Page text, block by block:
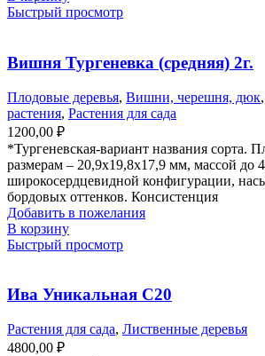
Быстрый просмотр
Вишня Тургеневка (средняя) 2г.
Плодовые деревья, Вишни, черешня, дюк,
растения, Растения для сада
1200,00 ₽
*Тургеневская-вариант названия сорта.
размерам – 20,9х19,8х17,9 мм, массой до
широкосердцевидной конфигурации,
бордовых оттенков. Консистенция
Добавить в пожелания
В корзину
Быстрый просмотр
Ива Уникальная С20
Растения для сада, Лиственные деревья
4800,00 ₽